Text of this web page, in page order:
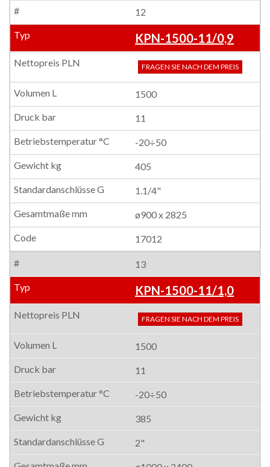
12
KPN-1500-11/0,9
FRAGEN SIE NACH DEM PREIS
1500
11
-20÷50
405
1.1/4"
ø900 x 2825
17012
13
KPN-1500-11/1,0
FRAGEN SIE NACH DEM PREIS
1500
11
-20÷50
385
2"